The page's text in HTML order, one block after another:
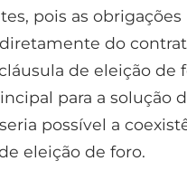
pois as obrigações
do
de eleição de
para a solução
possível a
eleição de foro.